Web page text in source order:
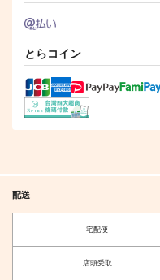
とらコイン
配送
宅配便
店頭受取